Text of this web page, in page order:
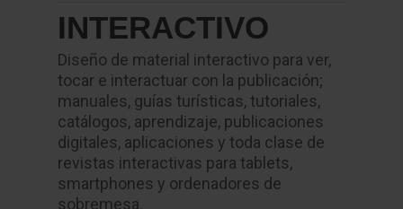
INTERACTIVO
Diseño de material interactivo para ver,
tocar e interactuar con la publicación;
manuales, guías turísticas, tutoriales,
catálogos, aprendizaje, publicaciones
digitales, aplicaciones y toda clase de
revistas interactivas para tablets,
smartphones y ordenadores de
sobremesa.